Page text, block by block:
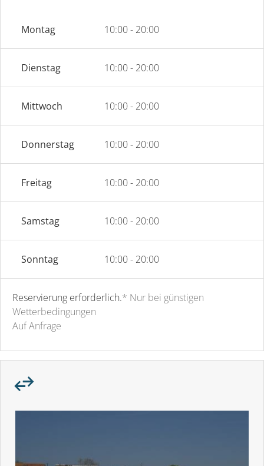
Montag 10:00 - 20:00
Dienstag 10:00 - 20:00
Mittwoch 10:00 - 20:00
Donnerstag 10:00 - 20:00
Freitag 10:00 - 20:00
Samstag 10:00 - 20:00
Sonntag 10:00 - 20:00
Reservierung erforderlich.* Nur bei günstigen
Wetterbedingungen
Auf Anfrage